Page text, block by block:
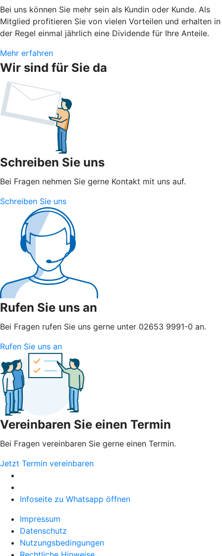
Bei uns können Sie mehr sein als Kundin oder Kunde. Als
Mitglied profitieren Sie von vielen Vorteilen und erhalten in
der Regel einmal jährlich eine Dividende für Ihre Anteile.
Mehr erfahren
Wir sind für Sie da
Schreiben Sie uns
Bei Fragen nehmen Sie gerne Kontakt mit uns auf.
Schreiben Sie uns
Rufen Sie uns an
Bei Fragen rufen Sie uns gerne unter 02653 9991-0 an.
Rufen Sie uns an
Vereinbaren Sie einen Termin
Bei Fragen vereinbaren Sie gerne einen Termin.
Jetzt Termin vereinbaren
Infoseite zu Whatsapp öffnen
Impressum
Datenschutz
Nutzungsbedingungen